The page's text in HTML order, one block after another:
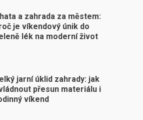
a zahrada za městem:
je víkendový únik do
lék na moderní život
jarní úklid zahrady: jak
přesun materiálu i
víkend